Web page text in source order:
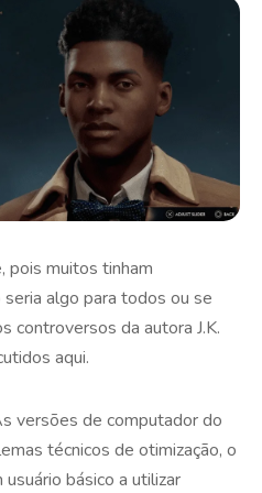
pois muitos tinham
algo para todos ou se
controversos da autora J.K.
aqui.
versões de computador do
técnicos de otimização, o
básico a utilizar